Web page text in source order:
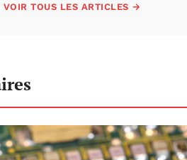
VOIR TOUS LES ARTICLES →